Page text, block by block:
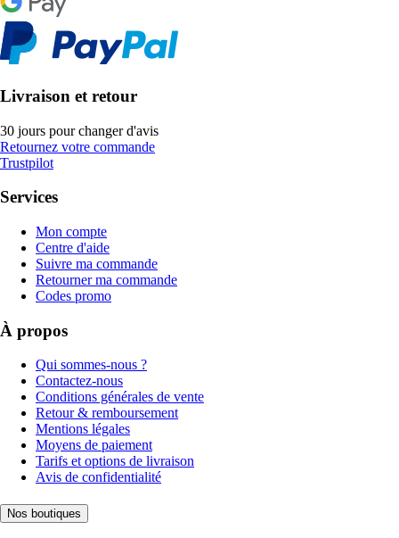
Livraison et retour
30 jours pour changer d'avis
Retournez votre commande
Trustpilot
Services
Mon compte
Centre d'aide
Suivre ma commande
Retourner ma commande
Codes promo
À propos
Qui sommes-nous ?
Contactez-nous
Conditions générales de vente
Retour & remboursement
Mentions légales
Moyens de paiement
Tarifs et options de livraison
Avis de confidentialité
Nos boutiques